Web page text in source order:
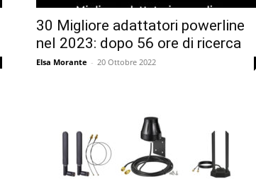
30 Migliore adattatori powerline
nel 2023: dopo 56 ore di ricerca
Elsa Morante - 20 Ottobre 2022